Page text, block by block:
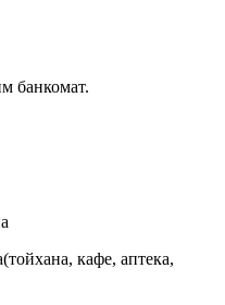
банкомат.
кафе, аптека,